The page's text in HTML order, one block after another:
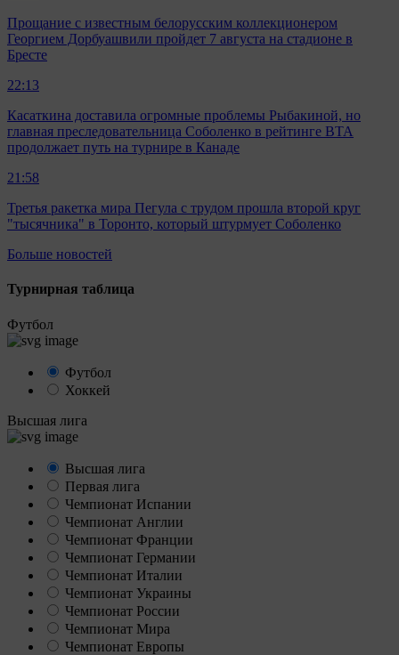
Прощание с известным белорусским коллекционером
Георгием Дорбуашвили пройдет 7 августа на стадионе в
Бресте
22:13
Касаткина доставила огромные проблемы Рыбакиной, но
главная преследовательница Соболенко в рейтинге ВТА
продолжает путь на турнире в Канаде
21:58
Третья ракетка мира Пегула с трудом прошла второй круг
"тысячника" в Торонто, который штурмует Соболенко
Больше новостей
Турнирная таблица
Футбол
Футбол
Хоккей
Высшая лига
Высшая лига
Первая лига
Чемпионат Испании
Чемпионат Англии
Чемпионат Франции
Чемпионат Германии
Чемпионат Италии
Чемпионат Украины
Чемпионат России
Чемпионат Мира
Чемпионат Европы